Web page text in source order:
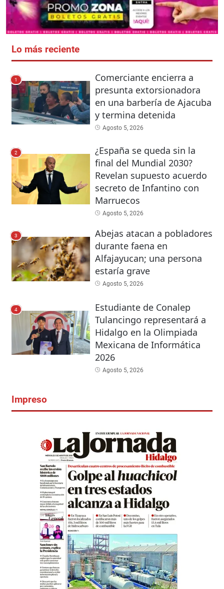
Lo más reciente
1
Comerciante encierra a
presunta extorsionadora
en una barbería de Ajacuba
y termina detenida
Agosto 5, 2026
2
¿España se queda sin la
final del Mundial 2030?
Revelan supuesto acuerdo
secreto de Infantino con
Marruecos
Agosto 5, 2026
3
Abejas atacan a pobladores
durante faena en
Alfajayucan; una persona
estaría grave
Agosto 5, 2026
4
Estudiante de Conalep
Tulancingo representará a
Hidalgo en la Olimpiada
Mexicana de Informática
2026
Agosto 5, 2026
Impreso